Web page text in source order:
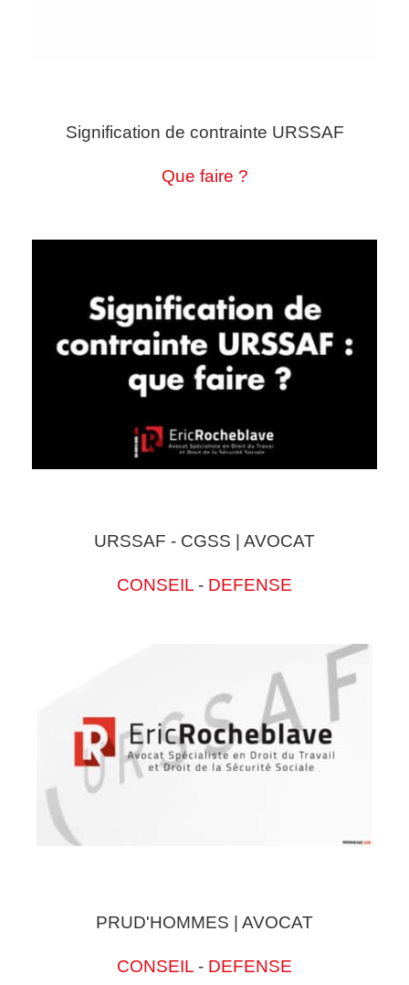
Signification de contrainte URSSAF
Que faire ?
URSSAF - CGSS | AVOCAT
CONSEIL - DEFENSE
PRUD'HOMMES | AVOCAT
CONSEIL - DEFENSE